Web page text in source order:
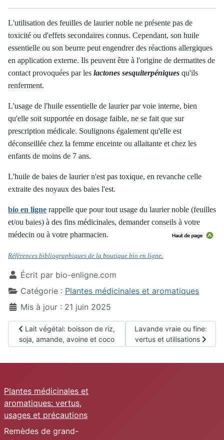
L'utilisation des feuilles de laurier noble ne présente pas de
toxicité ou d'effets secondaires connus. Cependant, son huile
essentielle ou son beurre peut engendrer des réactions allergiques
en application externe. Ils peuvent être à l'origine de dermatites de
contact provoquées par les lactones sesquiterpéniques qu'ils
renferment.
L'usage de l'huile essentielle de laurier par voie interne, bien
qu'elle soit supportée en dosage faible, ne se fait que sur
prescription médicale. Soulignons également qu'elle est
déconseillée chez la femme enceinte ou allaitante et chez les
enfants de moins de 7 ans.
L'huile de baies de laurier n'est pas toxique, en revanche celle
extraite des noyaux des baies l'est.
bio en ligne rappelle que pour tout usage du laurier noble (feuilles
et/ou baies) à des fins médicinales, demander conseils à votre
médecin ou à votre pharmacien.
Références bibliographiques de la boutique bio en ligne.
Écrit par bio-enligne.com
Catégorie : Plantes médicinales et aromatiques
Mis à jour : 21 juin 2025
Article précédent : Lait végétal: boisson de riz, soja, amande,
Lait végétal: boisson de riz,
soja, amande, avoine et coco
Article suivant : Lavande
Lavande vraie ou fine:
vertus et utilisations
Plantes médicinales et
aromatiques: vertus,
usages et précautions
Remèdes de grand-